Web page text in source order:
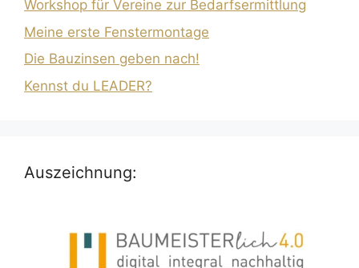
Workshop für Vereine zur Bedarfsermittlung
Meine erste Fenstermontage
Die Bauzinsen geben nach!
Kennst du LEADER?
Auszeichnung: